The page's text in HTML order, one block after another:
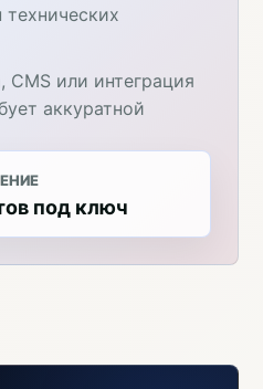
или интеграция
аккуратной
под ключ